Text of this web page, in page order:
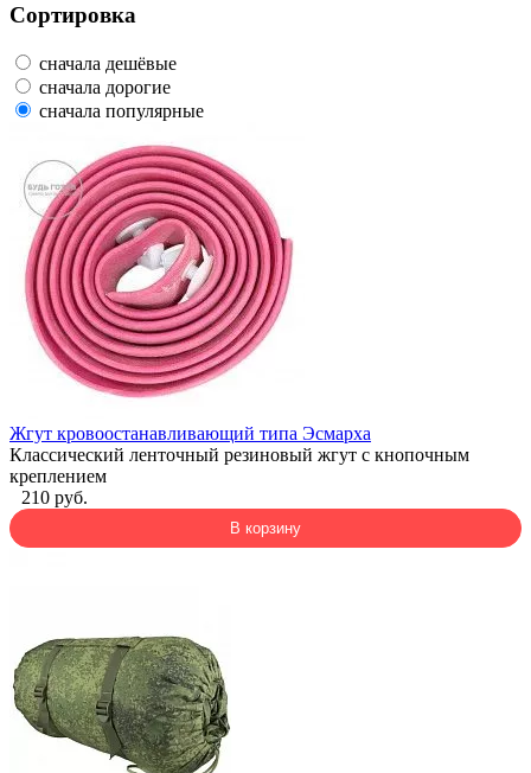
Сортировка
сначала дешёвые
сначала дорогие
сначала популярные
Жгут кровоостанавливающий типа Эсмарха
Классический ленточный резиновый жгут с кнопочным
креплением
210 руб.
В корзину